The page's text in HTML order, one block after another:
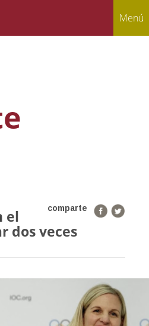
Menú
comparte
el
dos veces